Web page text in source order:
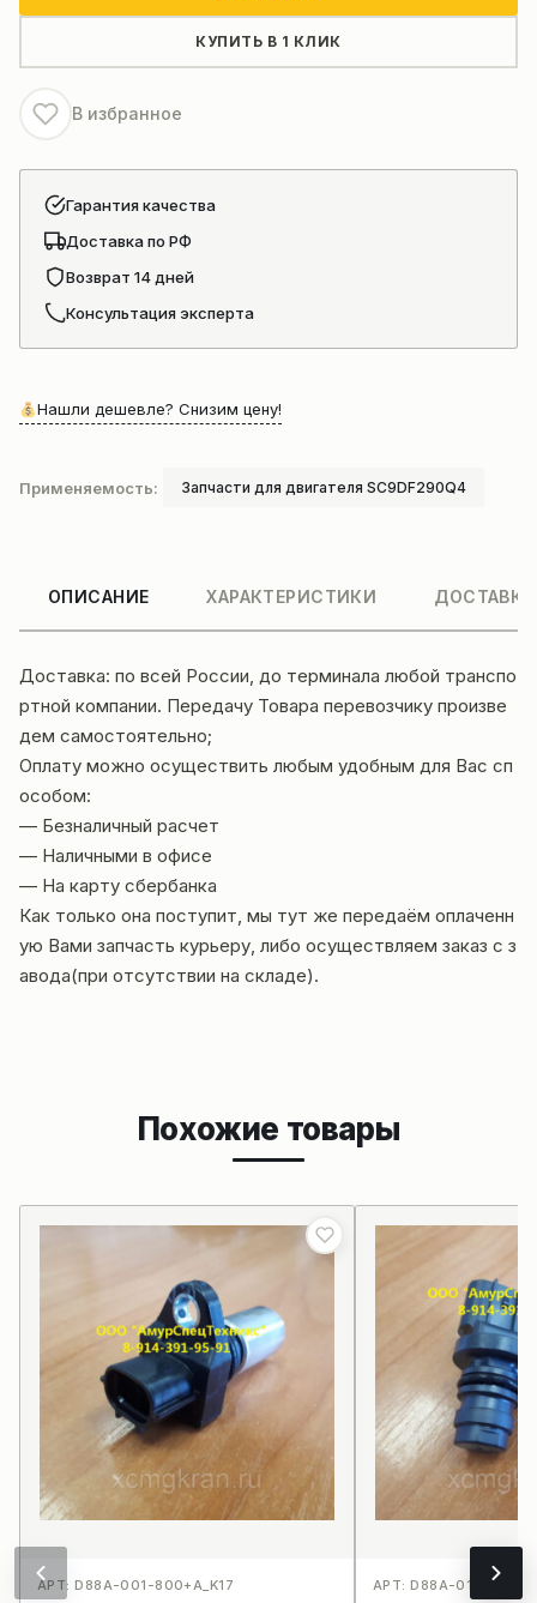
SC9DF290Q4
КУПИТЬ В 1 КЛИК
В избранное
Гарантия качества
Доставка по РФ
Возврат 14 дней
Консультация эксперта
Нашли дешевле? Снизим цену!
Применяемость: Запчасти для двигателя SC9DF290Q4
ОПИСАНИЕ ХАРАКТЕРИСТИКИ
Доставка: по всей России, до терминала любой транспо
ртной компании. Передачу Товара перевозчику произве
дем самостоятельно;
Оплату можно осуществить любым удобным для Вас сп
особом:
— Безналичный расчет
— Наличными в офисе
— На карту сбербанка
Как только она поступит, мы тут же передаём оплаченн
ую Вами запчасть курьеру, либо осуществляем заказ с з
авода(при отсутствии на складе).
Похожие товары
АРТ: D88A-001-800+A_K17 АРТ: D88A-015-